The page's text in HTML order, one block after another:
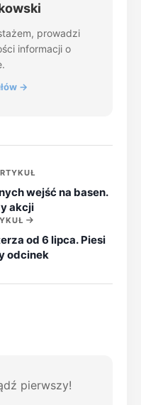
prowadzi
informacji o
→
wejść na basen.
akcji
od 6 lipca. Piesi
odcinek
pierwszy!